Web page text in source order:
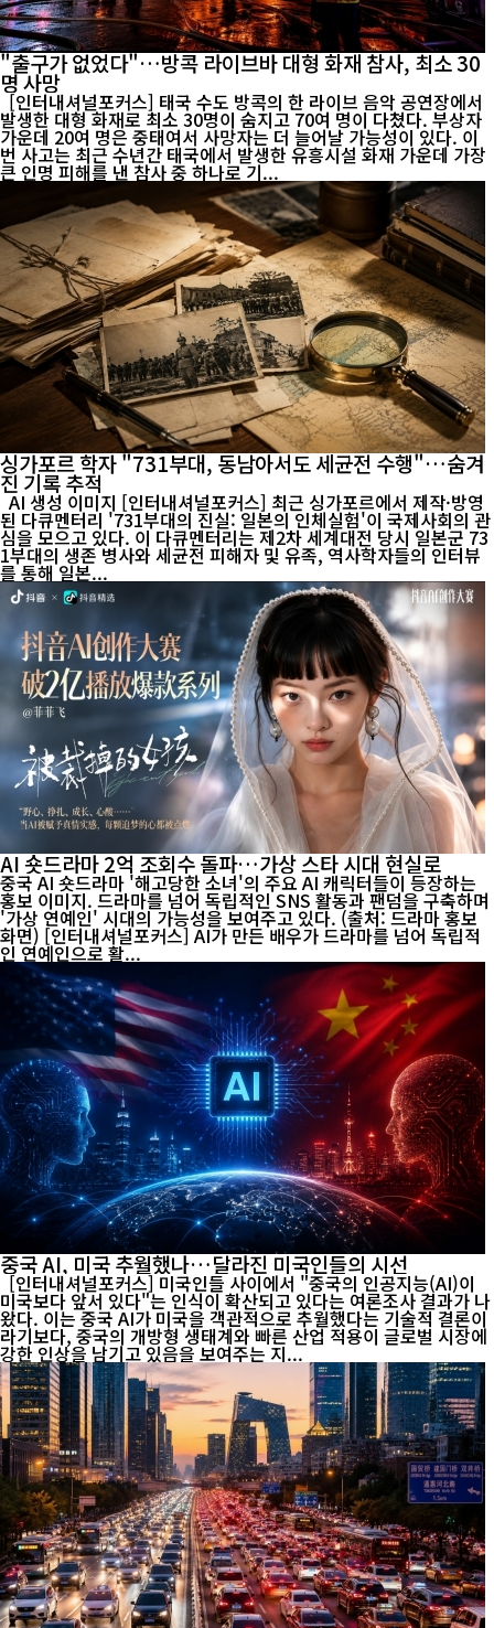
"출구가 없었다"…방콕 라이브바 대형 화재 참사, 최소 30
명 사망
[인터내셔널포커스] 태국 수도 방콕의 한 라이브 음악 공연장에서
발생한 대형 화재로 최소 30명이 숨지고 70여 명이 다쳤다. 부상자
가운데 20여 명은 중태여서 사망자는 더 늘어날 가능성이 있다. 이
번 사고는 최근 수년간 태국에서 발생한 유흥시설 화재 가운데 가장
큰 인명 피해를 낸 참사 중 하나로 기...
싱가포르 학자 "731부대, 동남아서도 세균전 수행"…숨겨
진 기록 추적
AI 생성 이미지 [인터내셔널포커스] 최근 싱가포르에서 제작·방영
된 다큐멘터리 '731부대의 진실: 일본의 인체실험'이 국제사회의 관
심을 모으고 있다. 이 다큐멘터리는 제2차 세계대전 당시 일본군 73
1부대의 생존 병사와 세균전 피해자 및 유족, 역사학자들의 인터뷰
를 통해 일본...
AI 숏드라마 2억 조회수 돌파…가상 스타 시대 현실로
중국 AI 숏드라마 '해고당한 소녀'의 주요 AI 캐릭터들이 등장하는
홍보 이미지. 드라마를 넘어 독립적인 SNS 활동과 팬덤을 구축하며
'가상 연예인' 시대의 가능성을 보여주고 있다. (출처: 드라마 홍보
화면) [인터내셔널포커스] AI가 만든 배우가 드라마를 넘어 독립적
인 연예인으로 활...
중국 AI, 미국 추월했나…달라진 미국인들의 시선
[인터내셔널포커스] 미국인들 사이에서 "중국의 인공지능(AI)이
미국보다 앞서 있다"는 인식이 확산되고 있다는 여론조사 결과가 나
왔다. 이는 중국 AI가 미국을 객관적으로 추월했다는 기술적 결론이
라기보다, 중국의 개방형 생태계와 빠른 산업 적용이 글로벌 시장에
강한 인상을 남기고 있음을 보여주는 지...